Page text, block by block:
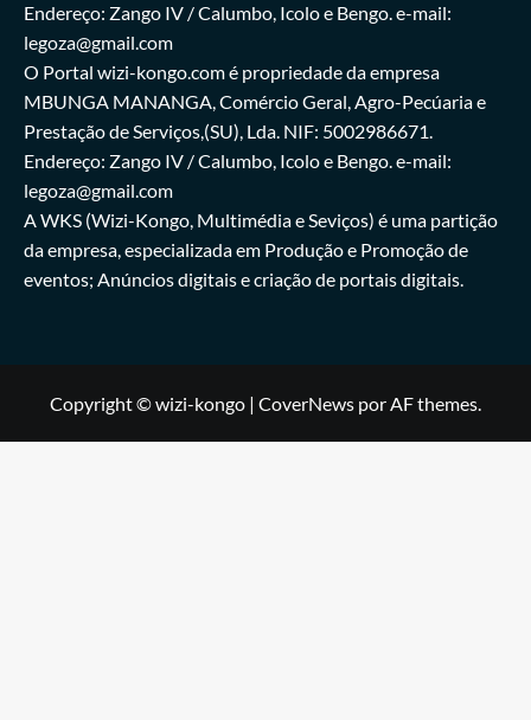
Endereço: Zango IV / Calumbo, Icolo e Bengo. e-mail:
legoza@gmail.com
O Portal wizi-kongo.com é propriedade da empresa
MBUNGA MANANGA, Comércio Geral, Agro-Pecúaria e
Prestação de Serviços,(SU), Lda. NIF: 5002986671.
Endereço: Zango IV / Calumbo, Icolo e Bengo. e-mail:
legoza@gmail.com
A WKS (Wizi-Kongo, Multimédia e Seviços) é uma partição
da empresa, especializada em Produção e Promoção de
eventos; Anúncios digitais e criação de portais digitais.
Copyright © wizi-kongo | CoverNews por AF themes.